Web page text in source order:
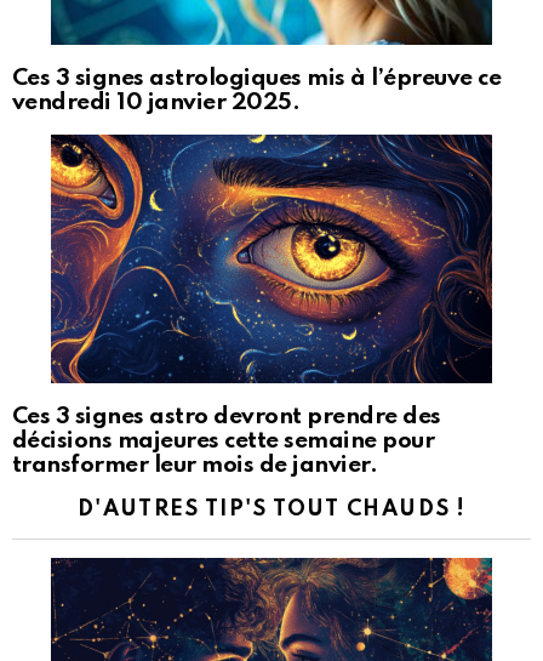
Ces 3 signes astrologiques mis à l’épreuve ce
vendredi 10 janvier 2025.
Ces 3 signes astro devront prendre des
décisions majeures cette semaine pour
transformer leur mois de janvier.
D'AUTRES TIP'S TOUT CHAUDS !